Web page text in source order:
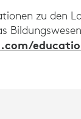
zu den